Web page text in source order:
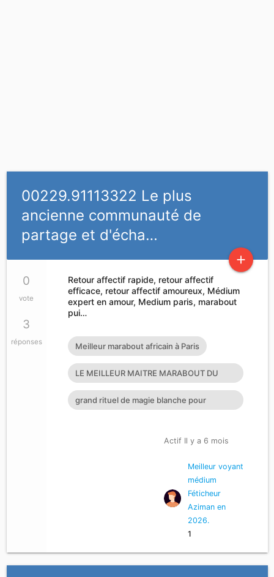
00229.91113322 Le plus
ancienne communauté de
partage et d'écha…
add
0
vote
3
réponses
Retour affectif rapide, retour affectif
efficace, retour affectif amoureux, Médium
expert en amour, Medium paris, marabout
pui…
Meilleur marabout africain à Paris
LE MEILLEUR MAITRE MARABOUT DU
MONDE LE PLUS GRAND ET PUISSANT M
grand rituel de magie blanche pour
Actif Il y a 6 mois
Meilleur voyant
médium
Féticheur
Aziman en
2026.
1